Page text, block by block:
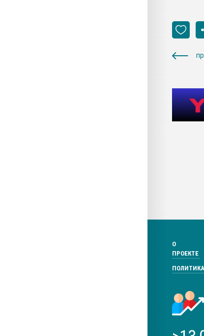
О
ПРОЕКТЕ